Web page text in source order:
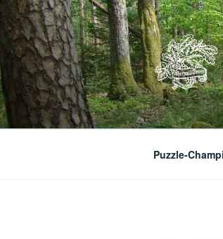
Zum
Inhalt
springen
Puzzle-